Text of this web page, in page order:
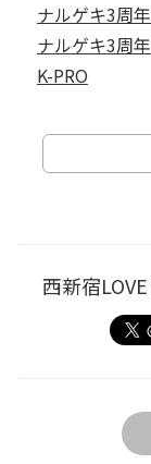
ナルゲキ3周
ナルゲキ3周
K-PRO
西新宿